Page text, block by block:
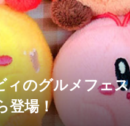
ィのグルメフェ
登場！